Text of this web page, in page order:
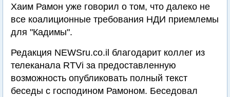
Хаим Рамон уже говорил о том, что далеко не
все коалиционные требования НДИ приемлемы
для "Кадимы".
Редакция NEWSru.co.il благодарит коллег из
телеканала RTVi за предоставленную
возможность опубликовать полный текст
беседы с господином Рамоном. Беседовал